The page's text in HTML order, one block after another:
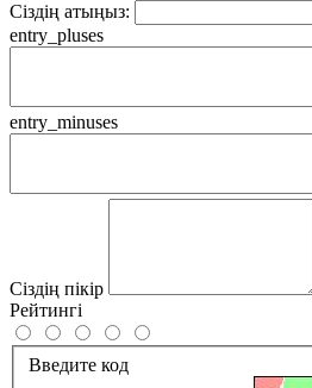
Сіздің атыңыз:
entry_pluses
entry_minuses
Сіздің пікір
Рейтингі
Введите код